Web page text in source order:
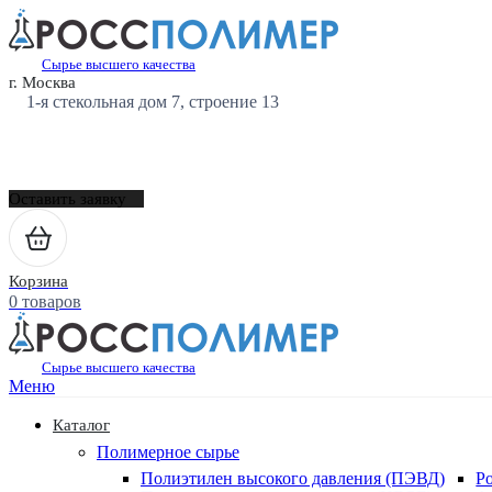
Сырье высшего качества
г. Москва
1-я стекольная дом 7, строение 13
Оставить заявку
Корзина
0 товаров
Сырье высшего качества
Меню
Каталог
Полимерное сырье
Полиэтилен высокого давления (ПЭВД)